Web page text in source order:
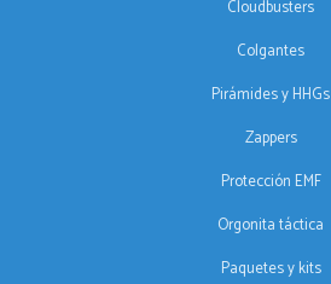
Cloudbusters
Colgantes
Pirámides y HHGs
Zappers
Protección EMF
Orgonita táctica
Paquetes y kits